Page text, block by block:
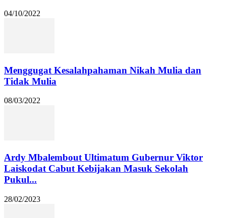
04/10/2022
Menggugat Kesalahpahaman Nikah Mulia dan
Tidak Mulia
08/03/2022
Ardy Mbalembout Ultimatum Gubernur Viktor
Laiskodat Cabut Kebijakan Masuk Sekolah
Pukul...
28/02/2023